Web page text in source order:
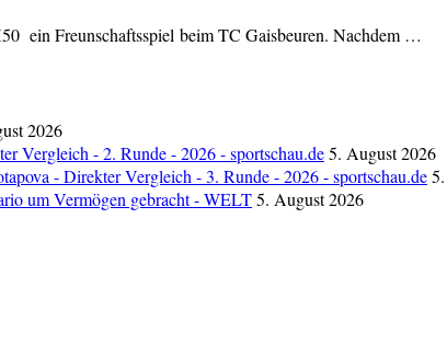
ein Freunschaftsspiel beim TC Gaisbeuren. Nachdem …
2026
Vergleich - 2. Runde - 2026 - sportschau.de5. August 2026
- Direkter Vergleich - 3. Runde - 2026 - sportschau.de
um Vermögen gebracht - WELT5. August 2026